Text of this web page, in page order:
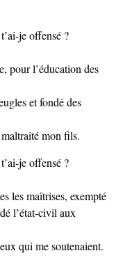
je offensé ?
pour l’éducation des
et fondé des
mon fils.
je offensé ?
les maîtrises, exempté
l’état-civil aux
qui me soutenaient.